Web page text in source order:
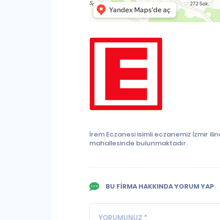
İrem Eczanesi isimli eczanemiz İzmir
mahallesinde bulunmaktadır.
BU FİRMA HAKKINDA YORUM YAP